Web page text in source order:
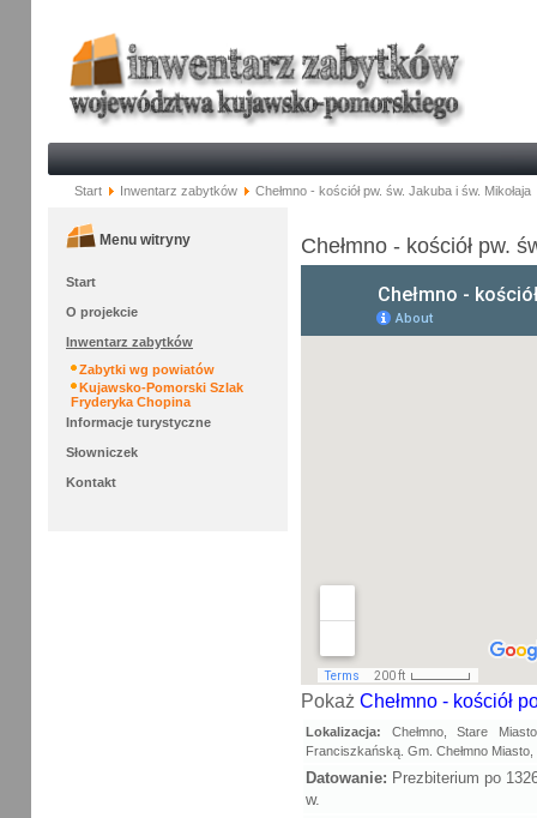
Start Inwentarz zabytków Chełmno - kościół pw. św. Jakuba i św. Mikołaja
Menu witryny
Start
O projekcie
Inwentarz zabytków
Zabytki wg powiatów
Kujawsko-Pomorski Szlak
Fryderyka Chopina
Informacje turystyczne
Słowniczek
Kontakt
Chełmno - kościół pw.
Pokaż Chełmno - kościół
Lokalizacja: Chełmno, Stare
Franciszkańską. Gm. Chełmno
Datowanie: Prezbiterium po
w.